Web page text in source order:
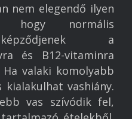
nem elegendő ilyen
hogy normális
a
és B12-vitaminra
valaki komolyabb
vashiány.
vas szívódik fel,